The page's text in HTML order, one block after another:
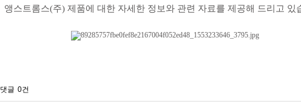
앵스트롬스(주) 제품에 대한 자세한 정보와 관련 자료를 제공해 드리고 있
댓글 0건